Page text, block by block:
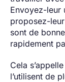
Envoyez-leur
proposez-
sont de
rapidement
Cela
l’utilisent de